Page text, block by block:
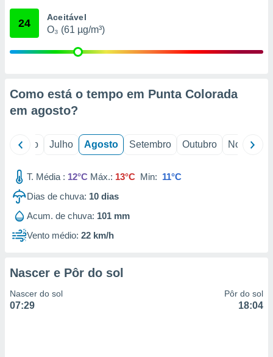
através
1199
24 Aceitável
O₃ (61 µg/m³)
Como está o tempo em Punta Colorada
em agosto?
Junho Julho Agosto Setembro Outubro Novembro
T. Média : 12°C Máx.: 13°C Min: 11°C
Dias de chuva: 10 dias
Acum. de chuva: 101 mm
Vento médio: 22 km/h
Nascer e Pôr do sol
Nascer do sol
07:29
Pôr do sol
18:04